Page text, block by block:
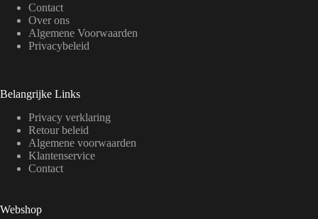
Contact
Over ons
Algemene Voorwaarden
Privacybeleid
Belangrijke Links
Privacy verklaring
Retour beleid
Algemene voorwaarden
Klantenservice
Contact
Webshop